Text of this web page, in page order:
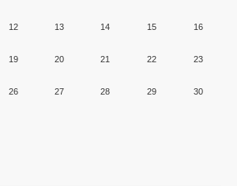
12 13 14 15 16
19 20 21 22 23
26 27 28 29 30